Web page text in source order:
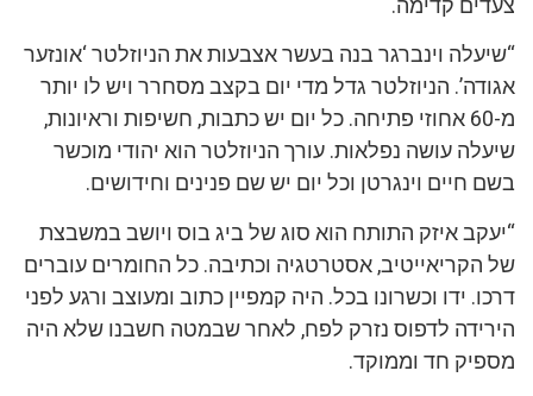
צעדים קדימה.
“שיעלה וינברגר בנה בעשר אצבעות את הניוזלטר ‘אונזער
אגודה’. הניוזלטר גדל מדי יום בקצב מסחרר ויש לו יותר
מ-60 אחוזי פתיחה. כל יום יש כתבות, חשיפות וראיונות,
שיעלה עושה נפלאות. עורך הניוזלטר הוא יהודי מוכשר
בשם חיים וינגרטן וכל יום יש שם פנינים וחידושים.
“יעקב איזק התותח הוא סוג של ביג בוס ויושב במשבצת
של הקריאייטיב, אסטרטגיה וכתיבה. כל החומרים עוברים
דרכו. ידו וכשרונו בכל. היה קמפיין כתוב ומעוצב ורגע לפני
הירידה לדפוס נזרק לפח, לאחר שבמטה חשבנו שלא היה
מספיק חד וממוקד.